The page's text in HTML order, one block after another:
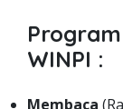
WINPI :
Membaca